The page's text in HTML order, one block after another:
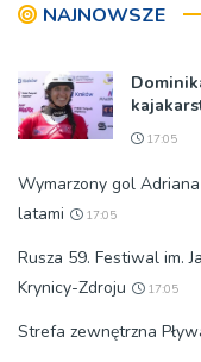
NAJNOWSZE
17:05
Wymarzony gol
latami
17:05
Rusza 59. Festiwal im.
Krynicy-Zdroju
17:05
Strefa zewnętrzna